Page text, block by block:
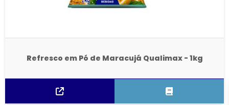
Refresco em Pó de Maracujá Qualimax - 1kg